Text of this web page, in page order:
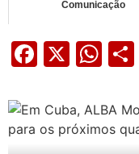
Comunicação
Facebook
X